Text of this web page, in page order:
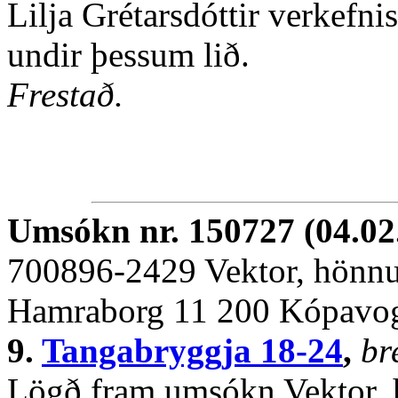
Lilja Grétarsdóttir
undir þessum lið.
Frestað.
Umsókn nr. 150727
700896-2429 Vektor,
Hamraborg 11 200
9. Tangabryggja 18-24,